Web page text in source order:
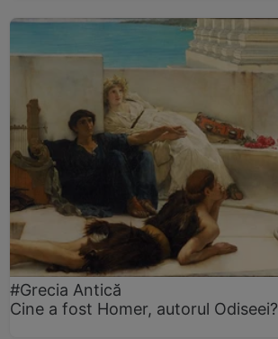
#Grecia Antică
Cine a fost Homer, autorul Odiseei?